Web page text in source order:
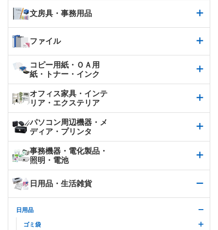
文房具・事務用品
ファイル
コピー用紙・ＯＡ用
紙・トナー・インク
オフィス家具・インテ
リア・エクステリア
パソコン周辺機器・メ
ディア・プリンタ
事務機器・電化製品・
照明・電池
日用品・生活雑貨
日用品
ゴミ袋